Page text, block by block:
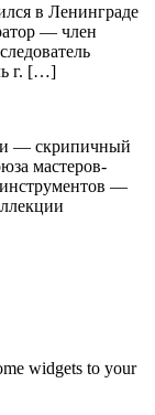
в Ленинграде
— член
г. […]
— скрипичный
мастеров-
—
widgets to your